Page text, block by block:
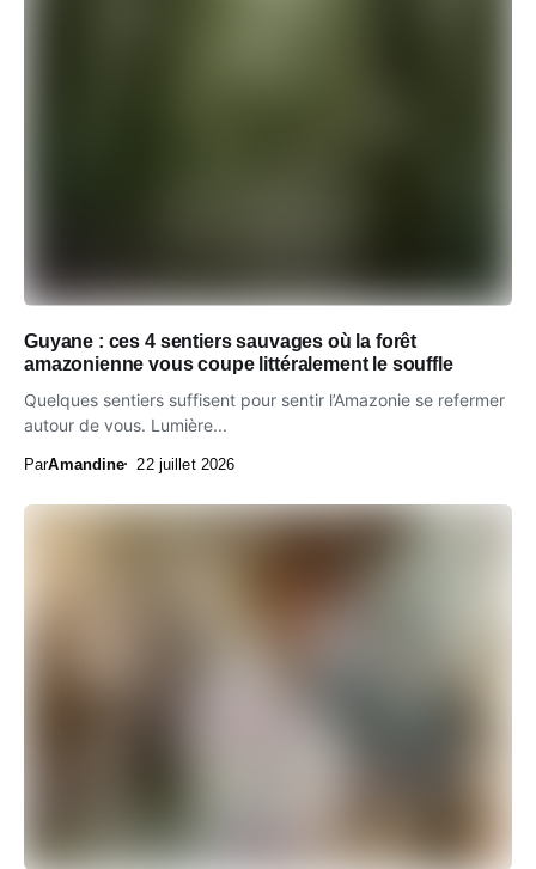
Guyane : ces 4 sentiers sauvages où la forêt
amazonienne vous coupe littéralement le souffle
Quelques sentiers suffisent pour sentir l’Amazonie se refermer
autour de vous. Lumière...
ParAmandine 22 juillet 2026